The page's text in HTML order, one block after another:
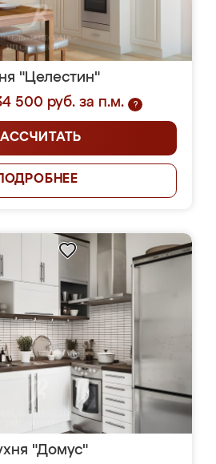
"Целестин"
500 руб. за п.м.
?
"Домус"